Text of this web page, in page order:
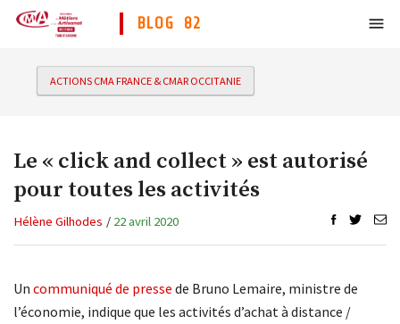
BLOG 82
ACTIONS CMA FRANCE & CMAR OCCITANIE
Le « click and collect » est autorisé
pour toutes les activités
Hélène Gilhodes / 22 avril 2020
Un communiqué de presse de Bruno Lemaire, ministre de
l’économie, indique que les activités d’achat à distance /